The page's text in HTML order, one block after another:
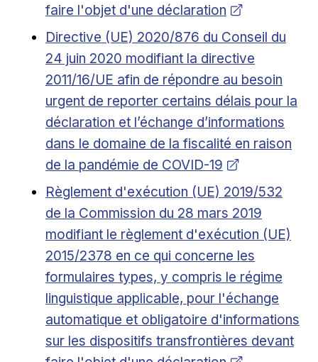
faire l'objet d'une déclaration
Ouvrir dans une nouvelle fenêtre
Directive (UE) 2020/876 du Conseil du
24 juin 2020 modifiant la directive
2011/16/UE afin de répondre au besoin
urgent de reporter certains délais pour la
déclaration et l’échange d’informations
dans le domaine de la fiscalité en raison
de la pandémie de COVID-19
Ouvrir dans une nouvelle fenêtre
Règlement d'exécution (UE) 2019/532
de la Commission du 28 mars 2019
modifiant le règlement d'exécution (UE)
2015/2378 en ce qui concerne les
formulaires types, y compris le régime
linguistique applicable, pour l'échange
automatique et obligatoire d'informations
sur les dispositifs transfrontières devant